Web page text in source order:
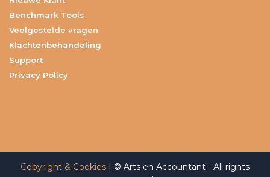
Benchmark Tools
Veelgestelde vragen
Klachtenbehandeling
Support
Privacy Policy
Copyright & Cookies | © Arts en Accountant - All rights